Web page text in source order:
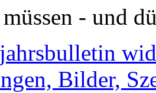
- und
Bilder,